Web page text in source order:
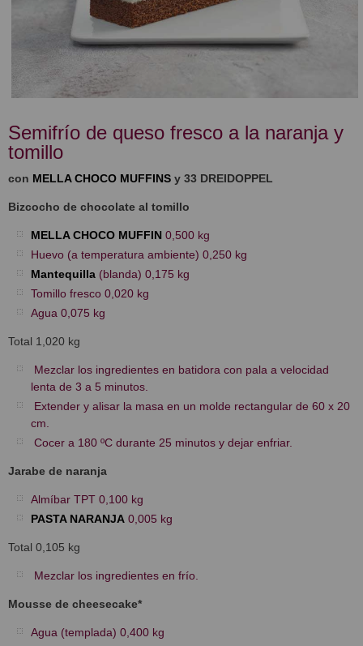
Semifrío de queso fresco a la naranja y
tomillo
con MELLA CHOCO MUFFINS y 33 DREIDOPPEL
Bizcocho de chocolate al tomillo
MELLA CHOCO MUFFIN 0,500 kg
Huevo (a temperatura ambiente) 0,250 kg
Mantequilla (blanda) 0,175 kg
Tomillo fresco 0,020 kg
Agua 0,075 kg
Total 1,020 kg
Mezclar los ingredientes en batidora con pala a velocidad
lenta de 3 a 5 minutos.
Extender y alisar la masa en un molde rectangular de 60 x 20
cm.
Cocer a 180 ºC durante 25 minutos y dejar enfriar.
Jarabe de naranja
Almíbar TPT 0,100 kg
PASTA NARANJA 0,005 kg
Total 0,105 kg
Mezclar los ingredientes en frío.
Mousse de cheesecake*
Agua (templada) 0,400 kg